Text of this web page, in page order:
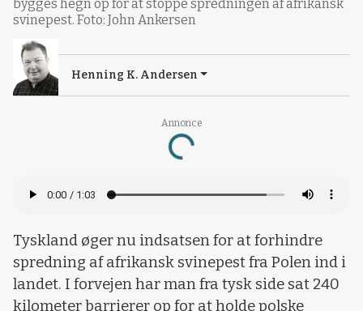
Annonce
Loading...
bygges hegn op for at stoppe spredningen af afrikansk
svinepest. Foto: John Ankersen
Henning K. Andersen
Tyskland øger nu indsatsen for at forhindre
spredning af afrikansk svinepest fra Polen ind i
landet. I forvejen har man fra tysk side sat 240
kilometer barrierer op for at holde polske